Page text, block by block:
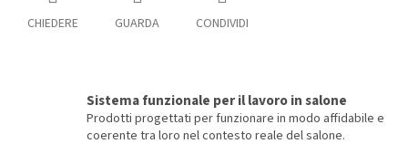
CHIEDERE GUARDA CONDIVIDI
Sistema funzionale per il lavoro in salone
Prodotti progettati per funzionare in modo affidabile e
coerente tra loro nel contesto reale del salone.